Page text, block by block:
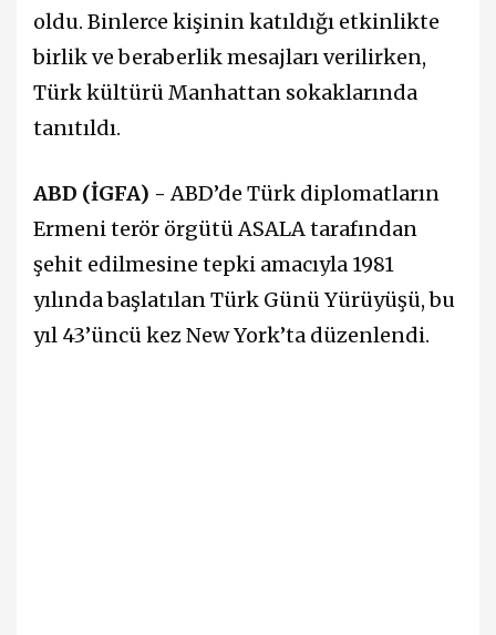
oldu. Binlerce kişinin katıldığı etkinlikte
birlik ve beraberlik mesajları verilirken,
Türk kültürü Manhattan sokaklarında
tanıtıldı.
ABD (İGFA) -ABD’de Türk diplomatların
Ermeni terör örgütü ASALA tarafından
şehit edilmesine tepki amacıyla 1981
yılında başlatılan Türk Günü Yürüyüşü, bu
yıl 43’üncü kez New York’ta düzenlendi.